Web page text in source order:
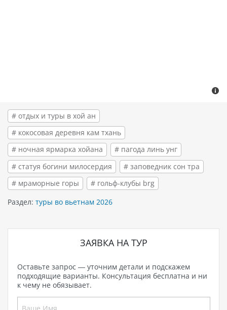
# отдых и туры в хой ан
# кокосовая деревня кам тхань
# ночная ярмарка хойана
# пагода линь унг
# статуя богини милосердия
# заповедник сон тра
# мраморные горы
# гольф-клубы brg
Раздел: туры во вьетнам 2026
ЗАЯВКА НА ТУР
Оставьте запрос — уточним детали и подскажем
подходящие варианты. Консультация бесплатна и ни
к чему не обязывает.